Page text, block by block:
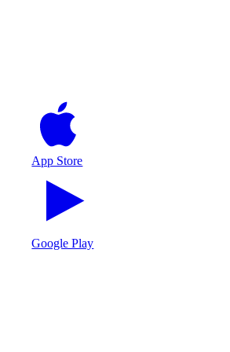
App Store
Google Play